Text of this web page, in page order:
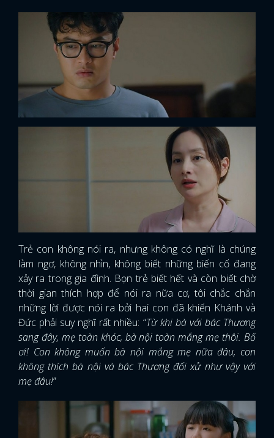
Trẻ con không nói ra, nhưng không có nghĩ là chúng
làm ngơ, không nhìn, không biết những biến cố đang
xảy ra trong gia đình. Bọn trẻ biết hết và còn biết chờ
thời gian thích hợp để nói ra nữa cơ, tôi chắc chắn
những lời được nói ra bởi hai con đã khiến Khánh và
Đức phải suy nghĩ rất nhiều: “Từ khi bà với bác Thương
sang đây, mẹ toàn khóc, bà nội toàn mắng mẹ thôi. Bố
ơi! Con không muốn bà nội mắng mẹ nữa đâu, con
không thích bà nội và bác Thương đối xử như vậy với
mẹ đâu!”